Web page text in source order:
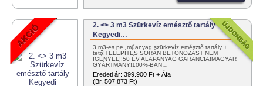
2. <> 3 m3 Szürkevíz emésztő tartály
Kegyedi…
3 m3-es pe. műanyag szürkevíz emésztő tartály +
tető!TELEPÍTÉS SORÁN BETONOZÁST NEM
IGÉNYEL!!50 ÉV ALAPANYAG GARANCIA!MAGYAR
GYÁRTMÁNY!100%-BAN…
Eredeti ár: 399.900 Ft + Áfa
(Br. 507.873 Ft)